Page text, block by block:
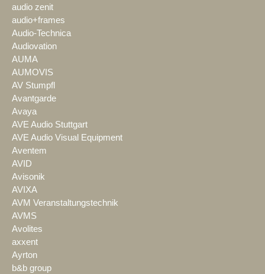
audio zenit
audio+frames
Audio-Technica
Audiovation
AUMA
AUMOVIS
AV Stumpfl
Avantgarde
Avaya
AVE Audio Stuttgart
AVE Audio Visual Equipment
Aventem
AVID
Avisonik
AVIXA
AVM Veranstaltungstechnik
AVMS
Avolites
axxent
Ayrton
b&b group